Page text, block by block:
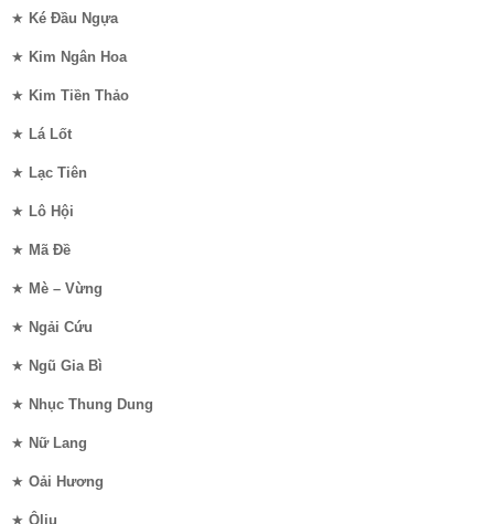
★ Ké Đầu Ngựa
★ Kim Ngân Hoa
★ Kim Tiền Thảo
★ Lá Lốt
★ Lạc Tiên
★ Lô Hội
★ Mã Đề
★ Mè – Vừng
★ Ngải Cứu
★ Ngũ Gia Bì
★ Nhục Thung Dung
★ Nữ Lang
★ Oải Hương
★ Ôliu